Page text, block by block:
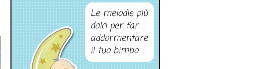
Le melodie più
dolci per far
addormentare
il tuo bimbo